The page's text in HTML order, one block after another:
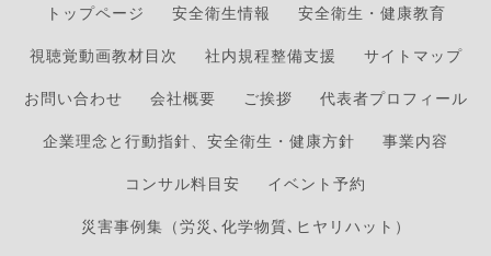
トップページ 安全衛生情報
安全衛生・健康教育
視聴覚動画教材目次
社内規程整備支援
サイトマップ
お問い合わせ
会社概要 ご挨拶
代表者プロフィール
企業理念と行動指針、安全衛生・健康方針
事業内容
コンサル料目安
イベント予約
災害事例集（労災､化学物質､ヒヤリハット）